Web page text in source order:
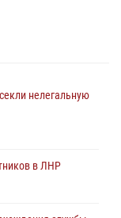
нелегальную
в ЛНР